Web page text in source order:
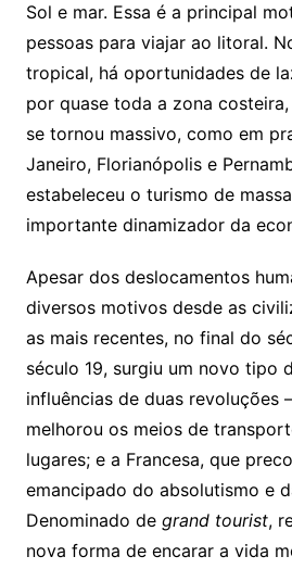
Sol e mar. Essa é a principal
pessoas para viajar ao litoral.
tropical, há oportunidades de
por quase toda a zona
se tornou massivo, como em
Janeiro, Florianópolis e
estabeleceu o turismo de
importante dinamizador da
Apesar dos deslocamentos
diversos motivos desde as
as mais recentes, no final do
século 19, surgiu um novo tipo
influências de duas revoluções
melhorou os meios de
lugares; e a Francesa, que
emancipado do absolutismo e
Denominado de grand tourist,
nova forma de encarar a vida